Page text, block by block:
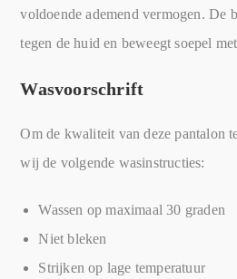
voldoende ademend vermogen. De
tegen de huid en beweegt soepel
Wasvoorschrift
Om de kwaliteit van deze pantalon
wij de volgende wasinstructies:
Wassen op maximaal 30 graden
Niet bleken
Strijken op lage temperatuur